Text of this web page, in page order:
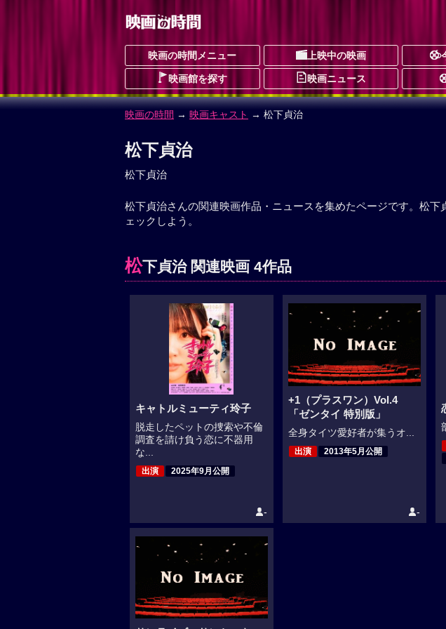
映画の時間メニュー 上映中の映画
映画館を探す 映画ニュース
映画の時間 → 映画キャスト → 松下貞治
松下貞治
松下貞治
松下貞治さんの関連映画作品・ニュースを集めたページです。松下
ェックしよう。
松下貞治 関連映画 4作品
キャトルミューティ玲子
脱走したペットの捜索や不倫
調査を請け負う恋に不器用
な...
出演 2025年9月公開
-
+1（プラスワン）Vol.4
「ゼンタイ 特別版」
全身タイツ愛好者が集うオ...
出演 2013年5月公開
-